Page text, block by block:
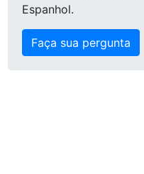
Espanhol.
Faça sua pergunta